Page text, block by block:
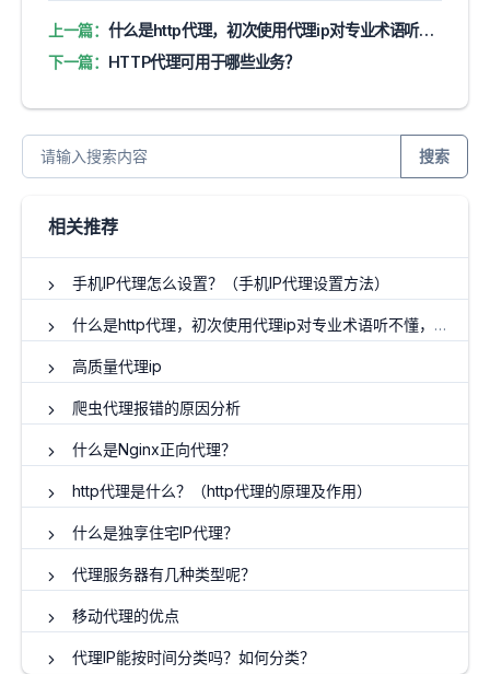
上一篇： 什么是http代理，初次使用代理ip对专业术语听不懂，5分钟带你入门
下一篇： HTTP代理可用于哪些业务？
搜索
相关推荐
手机IP代理怎么设置？（手机IP代理设置方法）
什么是http代理，初次使用代理ip对专业术语听不懂，5分钟带你入门
高质量代理ip
爬虫代理报错的原因分析
什么是Nginx正向代理？
http代理是什么？（http代理的原理及作用）
什么是独享住宅IP代理？
代理服务器有几种类型呢？
移动代理的优点
代理IP能按时间分类吗？如何分类？